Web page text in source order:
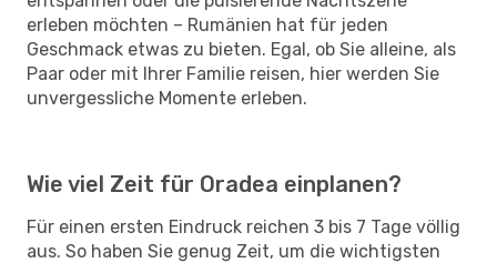
erleben möchten – Rumänien hat für jeden
Geschmack etwas zu bieten. Egal, ob Sie alleine, als
Paar oder mit Ihrer Familie reisen, hier werden Sie
unvergessliche Momente erleben.
Wie viel Zeit für Oradea einplanen?
Für einen ersten Eindruck reichen 3 bis 7 Tage völlig
aus. So haben Sie genug Zeit, um die wichtigsten